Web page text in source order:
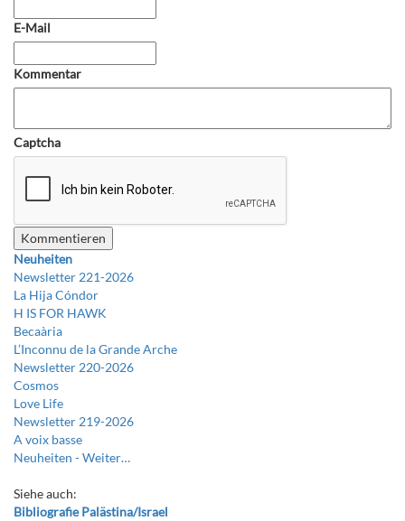
E-Mail
Kommentar
Captcha
Neuheiten
Newsletter 221-2026
La Hija Cóndor
H IS FOR HAWK
Becaària
L’Inconnu de la Grande Arche
Newsletter 220-2026
Cosmos
Love Life
Newsletter 219-2026
A voix basse
Neuheiten -Weiter…
Siehe auch:
Bibliografie Palästina/Israel